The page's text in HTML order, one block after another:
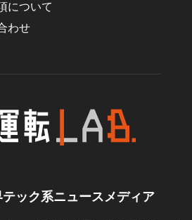
について
わせ
ック系ニュースメディア